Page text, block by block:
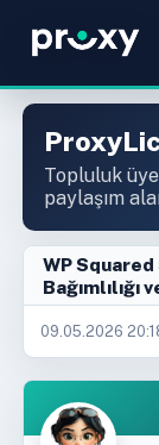
Topluluk
paylaşım
WP
09.05.2026